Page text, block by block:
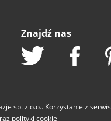
Znajdź nas
sp. z o.o.. Korzystanie z
polityki cookie